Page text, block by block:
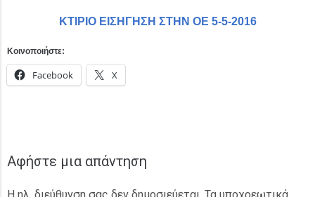
ΚΤΙΡΙΟ ΕΙΣΗΓΗΣΗ ΣΤΗΝ ΟΕ 5-5-2016
Κοινοποιήστε:
Facebook X
Αφήστε μια απάντηση